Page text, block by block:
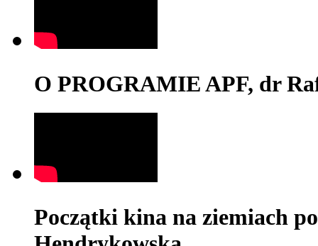
O PROGRAMIE APF, dr
Początki kina na ziemiach